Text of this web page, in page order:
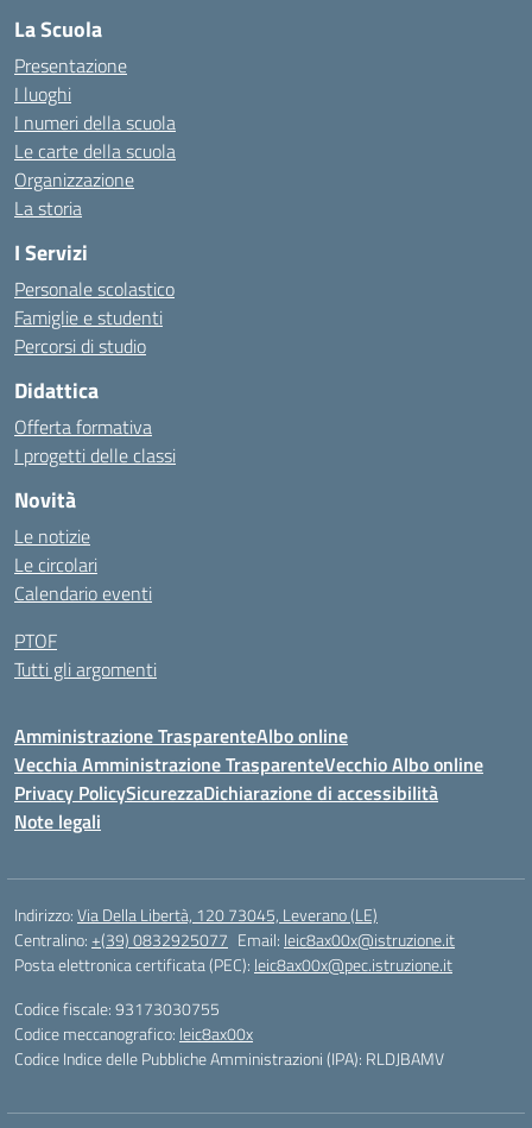
La Scuola
Presentazione
I luoghi
I numeri della scuola
Le carte della scuola
Organizzazione
La storia
I Servizi
Personale scolastico
Famiglie e studenti
Percorsi di studio
Didattica
Offerta formativa
I progetti delle classi
Novità
Le notizie
Le circolari
Calendario eventi
PTOF
Tutti gli argomenti
Amministrazione TrasparenteAlbo online
Vecchia Amministrazione TrasparenteVecchio Albo online
Privacy PolicySicurezzaDichiarazione di accessibilità
Note legali
Indirizzo:Via Della Libertà, 120 73045, Leverano (LE)
Centralino:+(39) 0832925077 Email: leic8ax00x@istruzione.it
Posta elettronica certificata (PEC): leic8ax00x@pec.istruzione.it
Codice fiscale: 93173030755
Codice meccanografico: leic8ax00x
Codice Indice delle Pubbliche Amministrazioni (IPA): RLDJBAMV